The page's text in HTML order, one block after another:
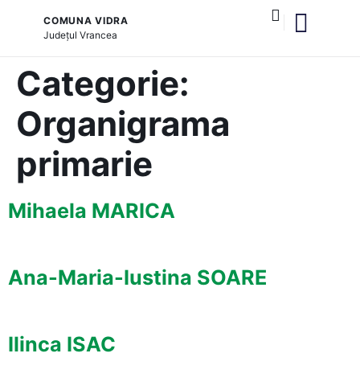
COMUNA VIDRA
JudețulVrancea
Categorie:
Organigrama
primarie
Mihaela MARICA
Ana-Maria-Iustina SOARE
Ilinca ISAC